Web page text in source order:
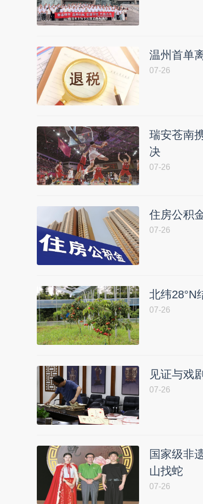
温州首单
07-26
瑞安苍南
决
07-26
住房公积
07-26
北纬28°N
07-26
见证与戏
07-26
国家级非
山找蛇
07-26